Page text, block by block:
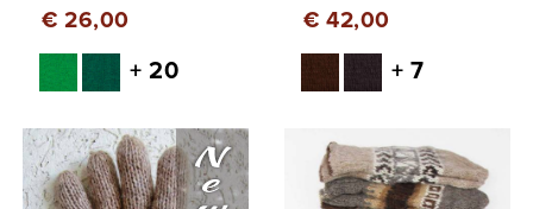
€ 26,00
+ 20
€ 42,00
+ 7